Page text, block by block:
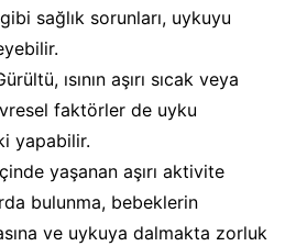
sağlık sorunları, uykuyu
ısının aşırı sıcak veya
faktörler de uyku
yapabilir.
yaşanan aşırı aktivite
bulunma, bebeklerin
ve uykuya dalmakta zorluk